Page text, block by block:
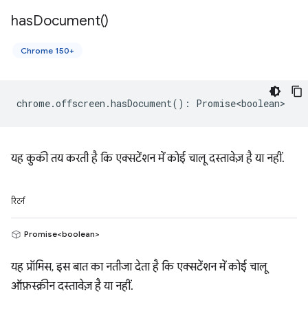
hasDocument()
Chrome 150+
chrome.offscreen .hasDocument() : Promise<boolean>
यह कुकी तय करती है कि एक्सटेंशन में कोई चालू दस्तावेज़ है या नहीं.
रिटर्न
Promise<boolean>
यह प्रॉमिस, इस बात का नतीजा देता है कि एक्सटेंशन में कोई चालू
ऑफ़स्क्रीन दस्तावेज़ है या नहीं.